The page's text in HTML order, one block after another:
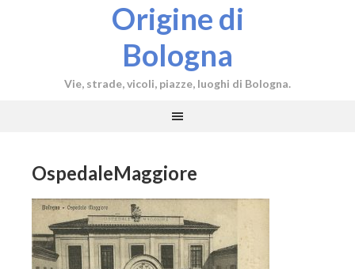
Origine di
Bologna
Vie, strade, vicoli, piazze, luoghi di Bologna.
OspedaleMaggiore